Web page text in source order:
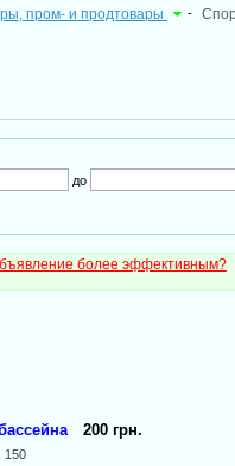
пром- и продтовары -
до
более эффективным?
200 грн.